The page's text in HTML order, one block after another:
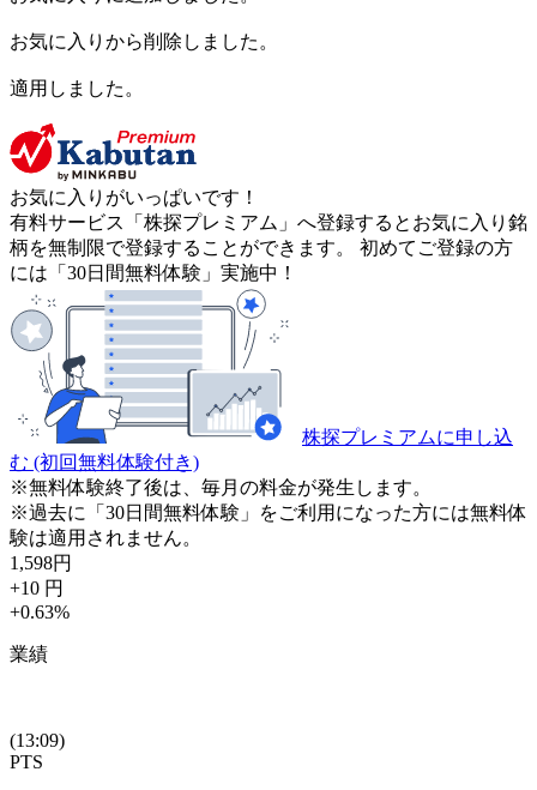
お気に入りから削除しました。
適用しました。
お気に入りがいっぱいです！
有料サービス「株探プレミアム」へ登録するとお気に入り銘
柄を無制限で登録することができます。 初めてご登録の方
には「30日間無料体験」実施中！
株探プレミアムに申し込
む (初回無料体験付き)
※無料体験終了後は、毎月の料金が発生します。
※過去に「30日間無料体験」をご利用になった方には無料体
験は適用されません。
1,598円
+10 円
+0.63%
業績
(13:09)
PTS